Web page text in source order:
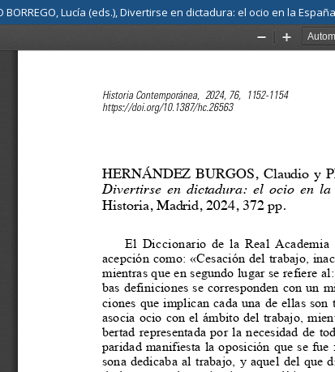
BORREGO, Lucía (eds.), Divertirse en dictadura: el ocio en la